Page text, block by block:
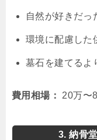
自然が好きだっ
環境に配慮した
墓石を建てるよ
費用相場： 20万〜
3. 納骨